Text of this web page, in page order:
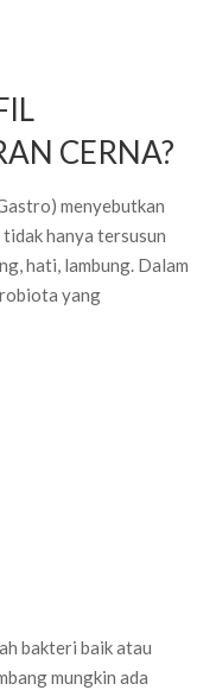
CERNA?
menyebutkan
hanya tersusun
hati, lambung. Dalam
yang
bakteri baik atau
mungkin ada